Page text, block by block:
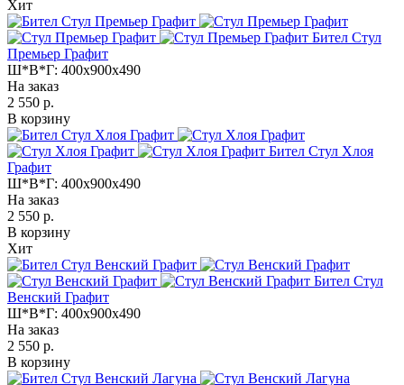
Хит
Бител Стул
Премьер Графит
Ш*В*Г: 400x900x490
На заказ
2 550 р.
В корзину
Бител Стул Хлоя
Графит
Ш*В*Г: 400x900x490
На заказ
2 550 р.
В корзину
Хит
Бител Стул
Венский Графит
Ш*В*Г: 400x900x490
На заказ
2 550 р.
В корзину